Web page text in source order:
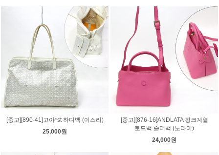
[중고][890-41]고야*st 하디백 (이스리)
25,000원
[중고][876-16]ANDLATA 핑크계열
토드백 숄더백 (노라미)
24,000원